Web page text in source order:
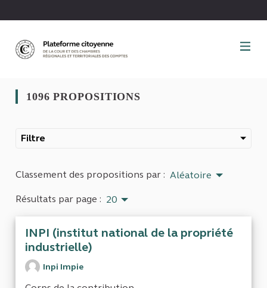
1096 PROPOSITIONS
Filtre
Classement des propositions par : Aléatoire
Résultats par page : 20
INPI (institut national de la propriété
industrielle)
Inpi Impie